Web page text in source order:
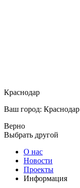
Краснодар
Ваш город: Краснодар
Верно
Выбрать другой
О нас
Новости
Проекты
Информация